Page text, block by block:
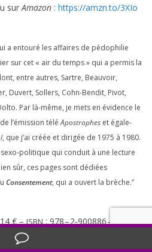
surAmazon : https://​amzn​.to/​3​X​I​o​
a entou­ré les affaires de pédo­phi­lie
sur cet « air du temps » qui a per­mis la
entre autres, Sartre, Beauvoir,
Duvert, Sollers, Cohn-Bendit, Pivot,
Par là-même, je mets en évi­dence le
l’émission téléApostrophes et éga­le­
, que j’ai créée et diri­gée de 1975 à 1980.
sexo-poli­tique qui conduit à une lec­ture
sûr, ces pages sont dédiées
Consentement, qui a ouvert la brèche.”
14€ –ISBN:978–2‑900886–12‑0]